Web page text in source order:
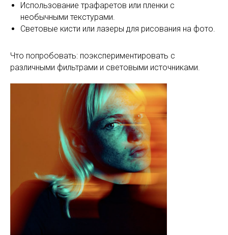
Использование трафаретов или пленки с
необычными текстурами.
Световые кисти или лазеры для рисования на фото.
Что попробовать: поэкспериментировать с
различными фильтрами и световыми источниками.